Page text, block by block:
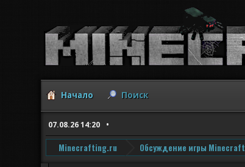
Начало Поиск
07.08.26 14:20
Minecrafting.ru Обсуждение игры Minecraft